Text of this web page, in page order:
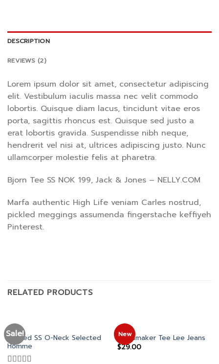
DESCRIPTION
REVIEWS (2)
Lorem ipsum dolor sit amet, consectetur adipiscing
elit. Vestibulum iaculis massa nec velit commodo
lobortis. Quisque diam lacus, tincidunt vitae eros
porta, sagittis rhoncus est. Quisque sed justo a
erat lobortis gravida. Suspendisse nibh neque,
hendrerit vel nisi at, ultrices adipiscing justo. Nunc
ullamcorper molestie felis at pharetra.
Bjorn Tee SS NOK 199, Jack & Jones – NELLY.COM
Marfa authentic High Life veniam Carles nostrud,
pickled meggings assumenda fingerstache keffiyeh
Pinterest.
RELATED PRODUCTS
Sale!
MEN
Wicked SS O-Neck Selected
Homme
New
MEN
Jeansmaker Tee Lee Jeans
$29.00